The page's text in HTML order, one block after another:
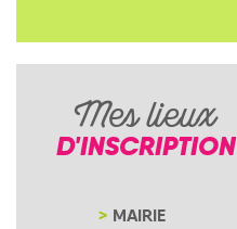
Mes lieux
D'INSCRIPTION
MAIRIE